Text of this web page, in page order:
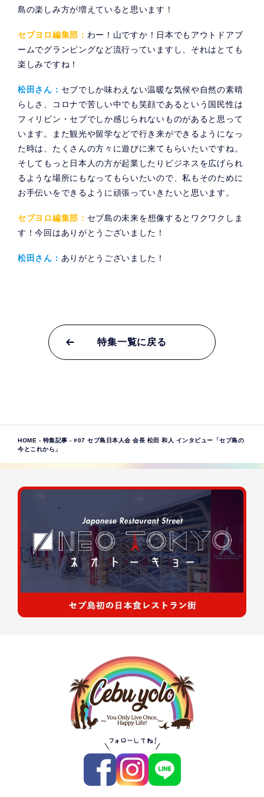
島の楽しみ方が増えていると思います！
セブヨロ編集部： わー！山ですか！日本でもアウトドアブ
ームでグランピングなど流行っていますし、それはとても
楽しみですね！
松田さん： セブでしか味わえない温暖な気候や自然の素晴
らしさ、コロナで苦しい中でも笑顔であるという国民性は
フィリピン・セブでしか感じられないものがあると思って
います。また観光や留学などで行き来ができるようになっ
た時は、たくさんの方々に遊びに来てもらいたいですね。
そしてもっと日本人の方が起業したりビジネスを広げられ
るような場所にもなってもらいたいので、私もそのために
お手伝いをできるように頑張っていきたいと思います。
セブヨロ編集部： セブ島の未来を想像するとワクワクしま
す！今回はありがとうございました！
松田さん： ありがとうございました！
特集一覧に戻る
HOME - 特集記事 - #07 セブ島日本人会 会長 松田 和人 インタビュー「セブ島の
今とこれから」